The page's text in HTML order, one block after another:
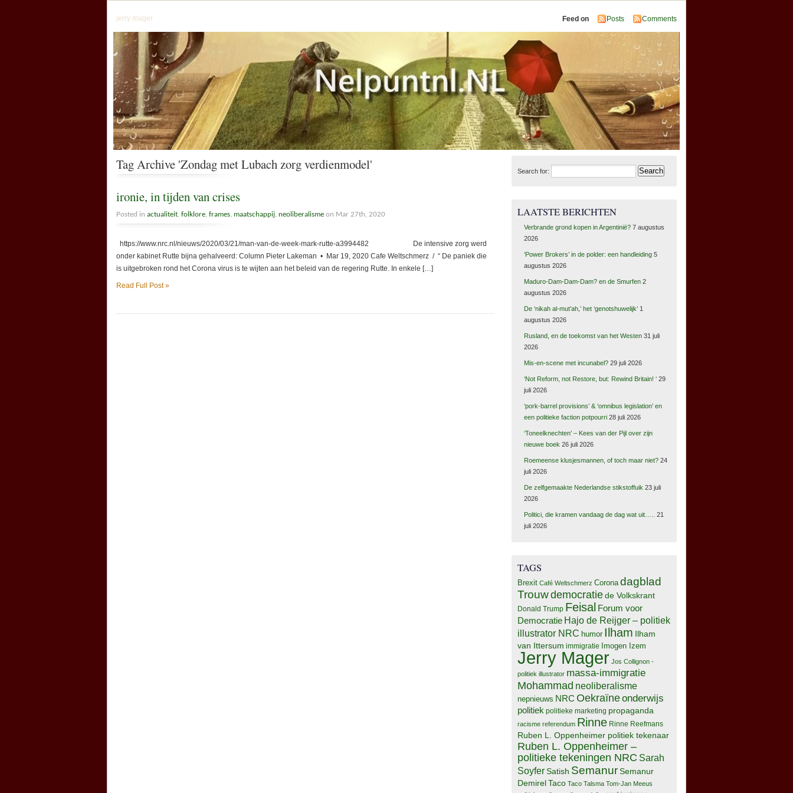
jerry mager Feed on Posts Comments
Tag Archive 'Zondag met Lubach zorg verdienmodel'
ironie, in tijden van crises
Posted in actualiteit folklore frames maatschappij neoliberalisme on Mar 27th, 2020
https://www.nrc.nl/nieuws/2020/03/21/man-van-de-week-mark-rutte-a3994482 De intensive zorg werd
onder kabinet Rutte bijna gehalveerd: Column Pieter Lakeman • Mar 19, 2020 Cafe Weltschmerz / “ De paniek die
is uitgebroken rond het Corona virus is te wijten aan het beleid van de regering Rutte. In enkele […]
Read Full Post »
Search for:
LAATSTE BERICHTEN
Verbrande grond kopen in Argentinië? 7 augustus
2026
‘Power Brokers’ in de polder: een handleiding 5
augustus 2026
Maduro-Dam-Dam-Dam? en de Smurfen 2
augustus 2026
De ‘nikah al-mut’ah,’ het ‘genotshuwelijk’ 1
augustus 2026
Rusland, en de toekomst van het Westen 31 juli
2026
Mis-en-scene met incunabel? 29 juli 2026
‘Not Reform, not Restore, but: Rewind Britain! ‘ 29
juli 2026
‘pork-barrel provisions’ & ‘omnibus legislation’ en
een politieke faction potpourri 28 juli 2026
‘Toneelknechten’ – Kees van der Pijl over zijn
nieuwe boek 26 juli 2026
Roemeense klusjesmannen, of toch maar niet? 24
juli 2026
De zelfgemaakte Nederlandse stikstoffuik 23 juli
2026
Politici, die kramen vandaag de dag wat uit…..
21
juli 2026
TAGS
Brexit Café Weltschmerz Corona dagblad
Trouwdemocratiede Volkskrant
Donald Trump Feisal Forum voor
Democratie Hajo de Reijger – politiek
illustrator NRC humor Ilham Ilham
van Ittersum immigratie Imogen Izem
Jerry Mager Jos Collignon -
politiek illustrator massa-immigratie
Mohammad neoliberalisme
nepnieuws NRC Oekraïneonderwijs
politiek politieke marketing propaganda
racisme referendum Rinne Rinne Reefmans
Ruben L. Oppenheimer politiek tekenaar
Ruben L. Oppenheimer –
politieke tekeningen NRC Sarah
Soyfer Satish SemanurSemanur
DemirelTaco Taco Talsma Tom-Jan Meeus